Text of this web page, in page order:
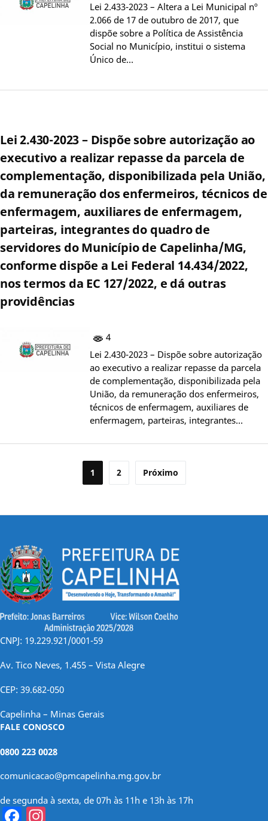
Lei 2.433-2023 – Altera a Lei Municipal nº
2.066 de 17 de outubro de 2017, que
dispõe sobre a Política de Assistência
Social no Município, institui o sistema
Único de…
Lei 2.430-2023 – Dispõe sobre autorização ao
executivo a realizar repasse da parcela de
complementação, disponibilizada pela União,
da remuneração dos enfermeiros, técnicos de
enfermagem, auxiliares de enfermagem,
parteiras, integrantes do quadro de
servidores do Município de Capelinha/MG,
conforme dispõe a Lei Federal 14.434/2022,
nos termos da EC 127/2022, e dá outras
providências
4
Lei 2.430-2023 – Dispõe sobre autorização
ao executivo a realizar repasse da parcela
de complementação, disponibilizada pela
União, da remuneração dos enfermeiros,
técnicos de enfermagem, auxiliares de
enfermagem, parteiras, integrantes…
Paginação
posts
1 2 Próximo
CNPJ: 19.229.921/0001-59
Av. Tico Neves, 1.455 – Vista Alegre
CEP: 39.682-050
Capelinha – Minas Gerais
FALE CONOSCO
0800 223 0028
comunicacao@pmcapelinha.mg.gov.br
de segunda à sexta, de 07h às 11h e 13h às 17h